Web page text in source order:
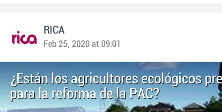
RICA
Feb 25, 2020 at 09:01
¿Están los agricultores ecológicos
para la reforma de la PAC?